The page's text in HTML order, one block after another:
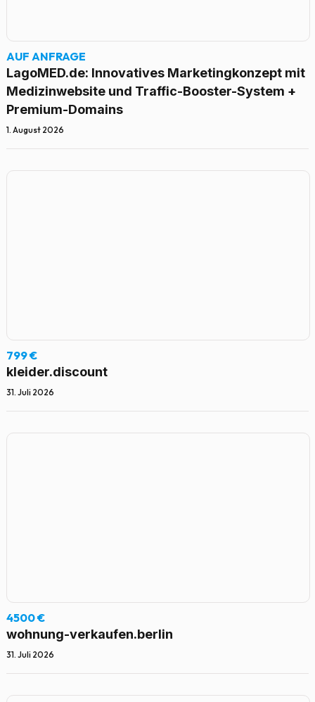
AUF ANFRAGE
LagoMED.de: Innovatives Marketingkonzept mit
Medizinwebsite und Traffic-Booster-System +
Premium-Domains
1. August 2026
799 €
kleider.discount
31. Juli 2026
4500 €
wohnung-verkaufen.berlin
31. Juli 2026